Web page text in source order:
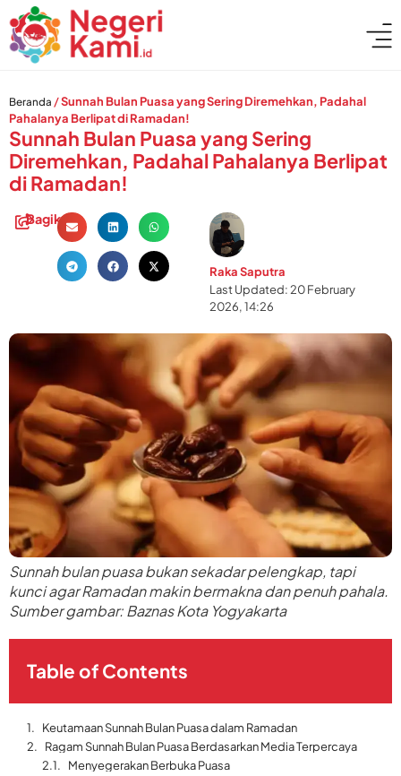
Beranda /Sunnah Bulan Puasa yang Sering Diremehkan, Padahal
Pahalanya Berlipat di Ramadan!
Sunnah Bulan Puasa yang Sering
Diremehkan, Padahal Pahalanya Berlipat
di Ramadan!
Raka Saputra
Last Updated: 20 February
2026, 14:26
Bagikan:
Sunnah bulan puasa bukan sekadar pelengkap, tapi
kunci agar Ramadan makin bermakna dan penuh pahala.
Sumber gambar: Baznas Kota Yogyakarta
Table of Contents
Keutamaan Sunnah Bulan Puasa dalam Ramadan
Ragam Sunnah Bulan Puasa Berdasarkan Media Terpercaya
Menyegerakan Berbuka Puasa